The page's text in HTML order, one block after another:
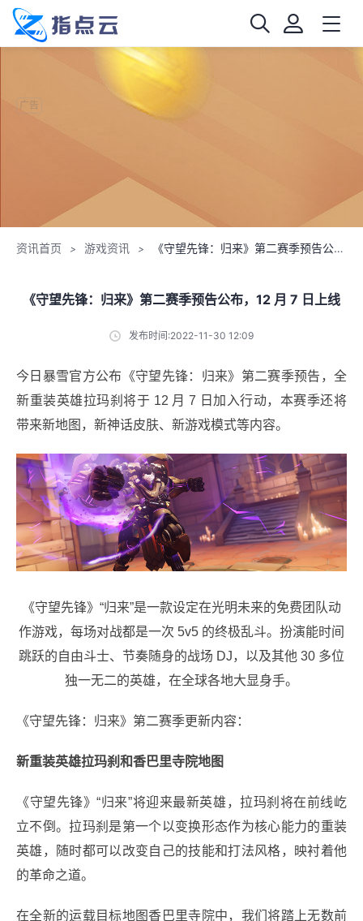
广告
资讯首页 > 游戏资讯 > 《守望先锋：归来》第二赛季预告公布，12 月 7 日上线
《守望先锋：归来》第二赛季预告公布，12 月 7 日上线
发布时间:2022-11-30 12:09
今日暴雪官方公布《守望先锋：归来》第二赛季预告，全
新重装英雄拉玛刹将于 12 月 7 日加入行动，本赛季还将
带来新地图，新神话皮肤、新游戏模式等内容。
《守望先锋》“归来”是一款设定在光明未来的免费团队动
作游戏，每场对战都是一次 5v5 的终极乱斗。扮演能时间
跳跃的自由斗士、节奏随身的战场 DJ，以及其他 30 多位
独一无二的英雄，在全球各地大显身手。
《守望先锋：归来》第二赛季更新内容：
新重装英雄拉玛刹和香巴里寺院地图
《守望先锋》“归来”将迎来最新英雄，拉玛刹将在前线屹
立不倒。拉玛刹是第一个以变换形态作为核心能力的重装
英雄，随时都可以改变自己的技能和打法风格，映衬着他
的革命之道。
在全新的运载目标地图香巴里寺院中，我们将踏上无数前